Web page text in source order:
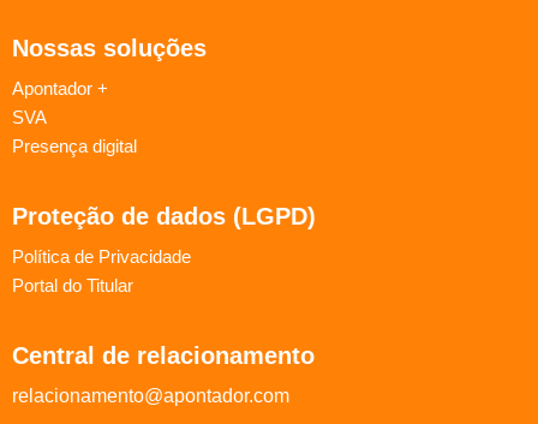
Nossas soluções
Apontador +
SVA
Presença digital
Proteção de dados (LGPD)
Política de Privacidade
Portal do Titular
Central de relacionamento
relacionamento@apontador.com